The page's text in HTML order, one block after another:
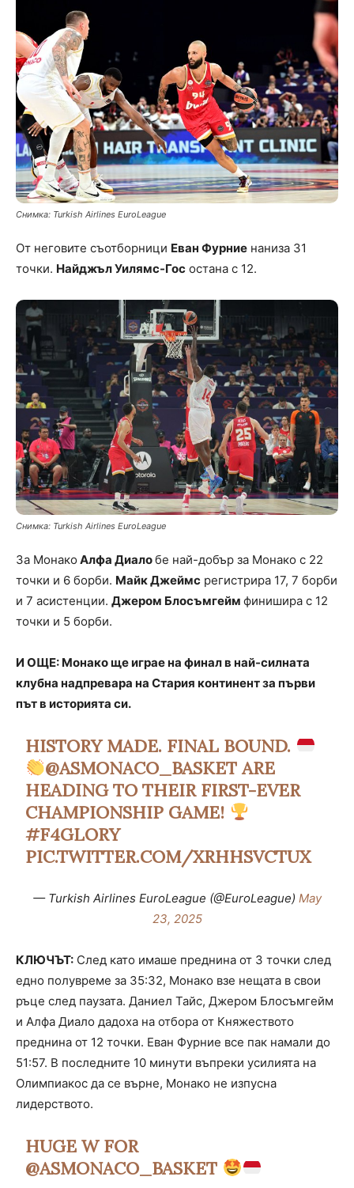
Снимка: Turkish Airlines EuroLeague
От неговите съотборници Еван Фурние наниза 31
точки. Найджъл Уилямс-Гос остана с 12.
Снимка: Turkish Airlines EuroLeague
За Монако Алфа Диалобе най-добър за Монако с 22
точки и 6 борби. Майк Джеймс регистрира 17, 7 борби
и 7 асистенции. Джером Блосъмгейм финишира с 12
точки и 5 борби.
И ОЩЕ: Монако ще играе на финал в най-силната
клубна надпревара на Стария континент за първи
път в историята си.
HISTORY MADE. FINAL BOUND.
@ASMONACO_BASKET ARE
HEADING TO THEIR FIRST-EVER
CHAMPIONSHIP GAME!
#F4GLORY
PIC.TWITTER.COM/XRHHSVCTUX
— Turkish Airlines EuroLeague (@EuroLeague) May
23, 2025
КЛЮЧЪТ: След като имаше преднина от 3 точки след
едно полувреме за 35:32, Монако взе нещата в свои
ръце след паузата. Даниел Тайс, Джером Блосъмгейм
и Алфа Диало дадоха на отбора от Княжеството
преднина от 12 точки. Еван Фурние все пак намали до
51:57. В последните 10 минути въпреки усилията на
Олимпиакос да се върне, Монако не изпусна
лидерството.
HUGE W FOR
@ASMONACO_BASKET